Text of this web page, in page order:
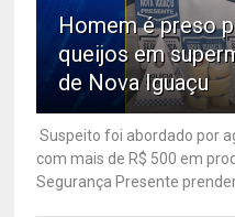
Homem é preso
queijos em
de Nova Iguaçu
Suspeito foi abordado por
com mais de R$ 500 em
Segurança Presente